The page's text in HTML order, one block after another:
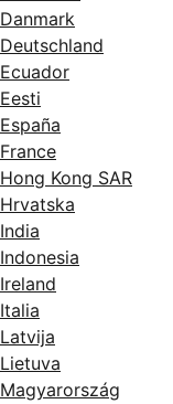
Danmark
Deutschland
Ecuador
Eesti
España
France
Hong Kong SAR
Hrvatska
India
Indonesia
Ireland
Italia
Latvija
Lietuva
Magyarország